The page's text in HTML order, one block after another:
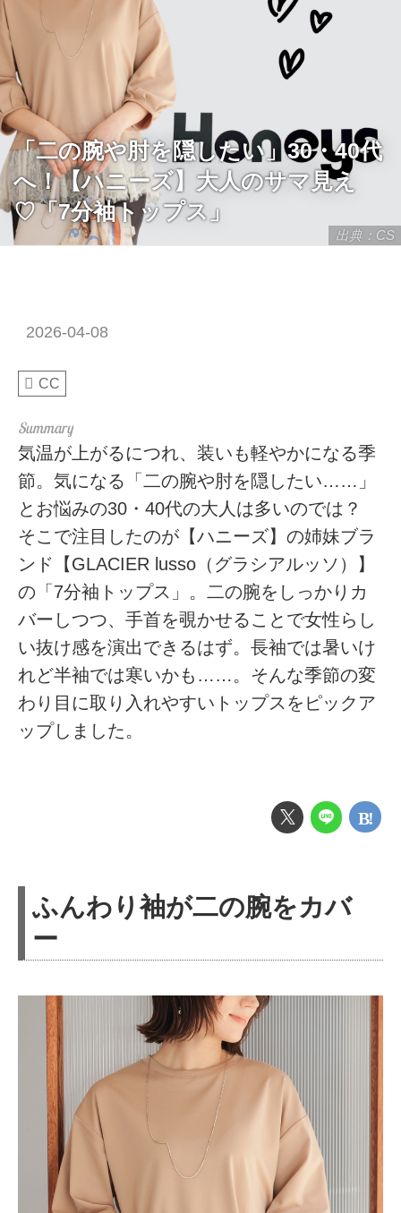
出典：CS
「二の腕や肘を隠したい」30・40代
へ！【ハニーズ】大人のサマ見え
♡「7分袖トップス」
2026-04-08
CC
気温が上がるにつれ、装いも軽やかになる季
節。気になる「二の腕や肘を隠したい……」
とお悩みの30・40代の大人は多いのでは？
そこで注目したのが【ハニーズ】の姉妹ブラ
ンド【GLACIER lusso（グラシアルッソ）】
の「7分袖トップス」。二の腕をしっかりカ
バーしつつ、手首を覗かせることで女性らし
い抜け感を演出できるはず。長袖では暑いけ
れど半袖では寒いかも……。そんな季節の変
わり目に取り入れやすいトップスをピックア
ップしました。
ふんわり袖が二の腕をカバ
ー